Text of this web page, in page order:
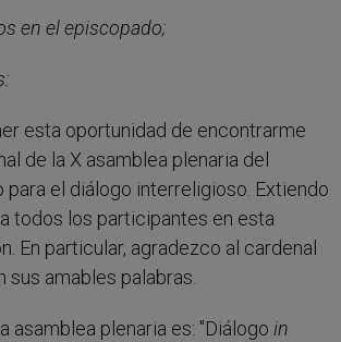
en el episcopado;
esta oportunidad de encontrarme
de la X asamblea plenaria del
para el diálogo interreligioso. Extiendo
todos los participantes en esta
En particular, agradezco al cardenal
sus amables palabras.
asamblea plenaria es: "Diálogo in